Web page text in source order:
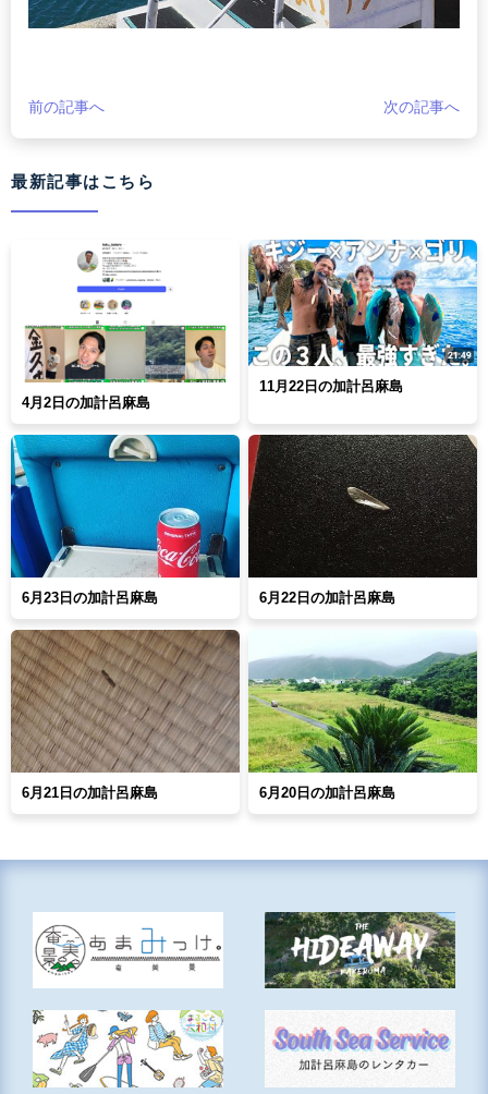
前の記事へ 次の記事へ
最新記事はこちら
4月2日の加計呂麻島
11月22日の加計呂麻島
6月23日の加計呂麻島 6月22日の加計呂麻島
6月21日の加計呂麻島 6月20日の加計呂麻島